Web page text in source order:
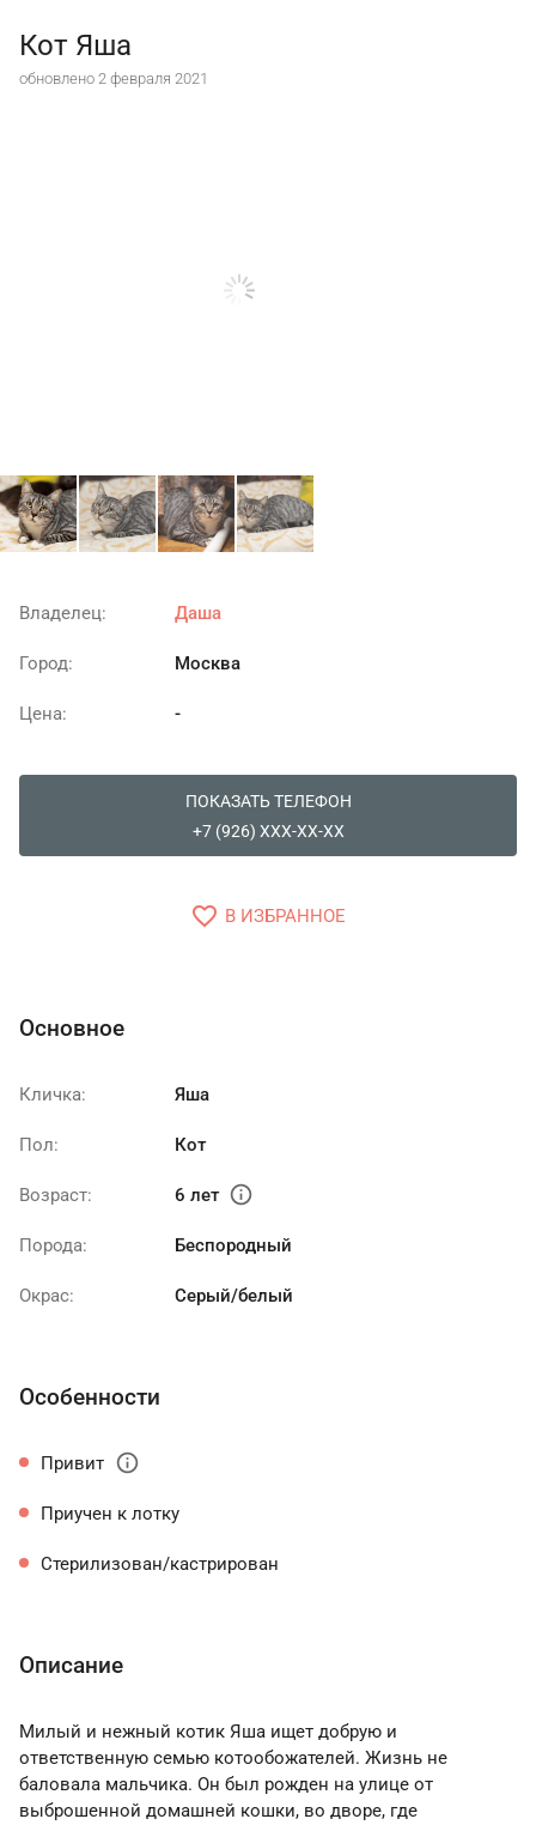
Кот Яша
обновлено 2 февраля 2021
Владелец: Даша
Город: Москва
Цена: -
ПОКАЗАТЬ ТЕЛЕФОН
+7 (926) XXX-XX-XX
favorite_border В ИЗБРАННОЕ
Основное
Кличка: Яша
Пол: Кот
Возраст: 6 лет info
Порода: Беспородный
Окрас: Серый/белый
Особенности
Привит info
Приучен к лотку
Стерилизован/кастрирован
Описание
Милый и нежный котик Яша ищет добрую и
ответственную семью котообожателей. Жизнь не
баловала мальчика. Он был рожден на улице от
выброшенной домашней кошки, во дворе, где